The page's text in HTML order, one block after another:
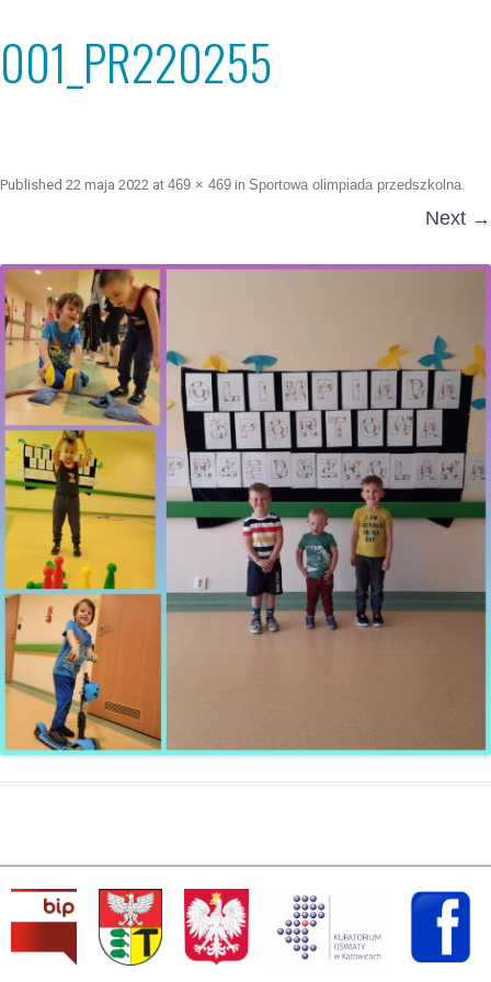
001_PR220255
Published 22 maja 2022 at 469 × 469 in Sportowa olimpiada przedszkolna.
Next →